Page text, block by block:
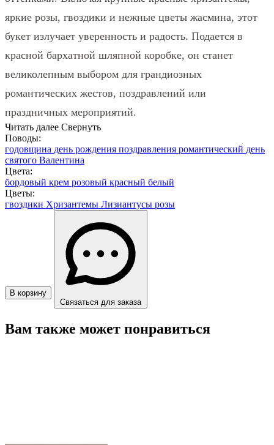
яркие розы, гвоздики и нежные цветы жасмина, этот
букет излучает уверенность и радость. Подается в
красной бархатной шляпной коробке, он станет
великолепным выбором для грандиозных
романтических жестов, поздравлений или
праздничных мероприятий.
Читать далее Свернуть
Поводы:
годовщина день рождения поздравления романтический день
святого Валентина
Цвета:
бордовый крем розовый красный белый
Цветы:
гвоздики Хризантемы Лизиантусы розы
В корзину
Связаться для заказа
Вам также может понравиться